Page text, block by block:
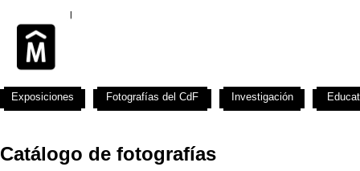
Catálogo de fotografías
Exposiciones Fotografías del CdF Investigación